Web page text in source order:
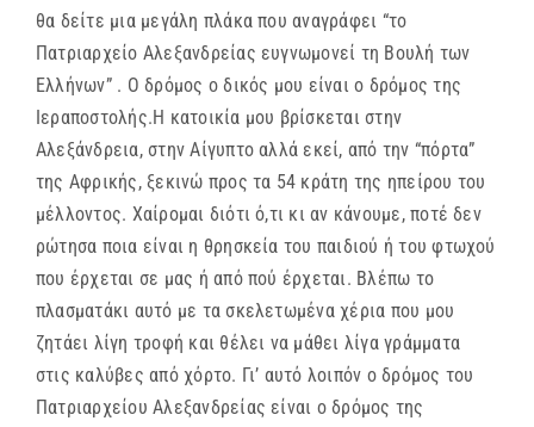
θα δείτε μια μεγάλη πλάκα που αναγράφει “το
Πατριαρχείο Αλεξανδρείας ευγνωμονεί τη Βουλή των
Ελλήνων” . Ο δρόμος ο δικός μου είναι ο δρόμος της
Ιεραποστολής.Η κατοικία μου βρίσκεται στην
Αλεξάνδρεια, στην Αίγυπτο αλλά εκεί, από την “πόρτα”
της Αφρικής, ξεκινώ προς τα 54 κράτη της ηπείρου του
μέλλοντος. Χαίρομαι διότι ό,τι κι αν κάνουμε, ποτέ δεν
ρώτησα ποια είναι η θρησκεία του παιδιού ή του φτωχού
που έρχεται σε μας ή από πού έρχεται. Βλέπω το
πλασματάκι αυτό με τα σκελετωμένα χέρια που μου
ζητάει λίγη τροφή και θέλει να μάθει λίγα γράμματα
στις καλύβες από χόρτο. Γι’ αυτό λοιπόν ο δρόμος του
Πατριαρχείου Αλεξανδρείας είναι ο δρόμος της